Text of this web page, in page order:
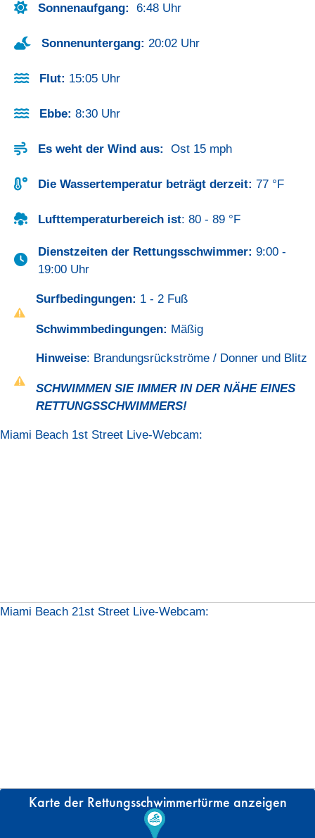
Sonnenaufgang: 6:48 Uhr
Sonnenuntergang: 20:02 Uhr
Flut: 15:05 Uhr
Ebbe: 8:30 Uhr
Es weht der Wind aus: Ost 15 mph
Die Wassertemperatur beträgt derzeit: 77 °F
Lufttemperaturbereich ist: 80 - 89 °F
Dienstzeiten der Rettungsschwimmer: 9:00 -
19:00 Uhr
Surfbedingungen: 1 - 2 Fuß
Schwimmbedingungen: Mäßig
Hinweise: Brandungsrückströme / Donner und Blitz
SCHWIMMEN SIE IMMER IN DER NÄHE EINES
RETTUNGSSCHWIMMERS!
Miami Beach 1st Street Live-Webcam:
Miami Beach 21st Street Live-Webcam:
Karte der Rettungsschwimmertürme anzeigen